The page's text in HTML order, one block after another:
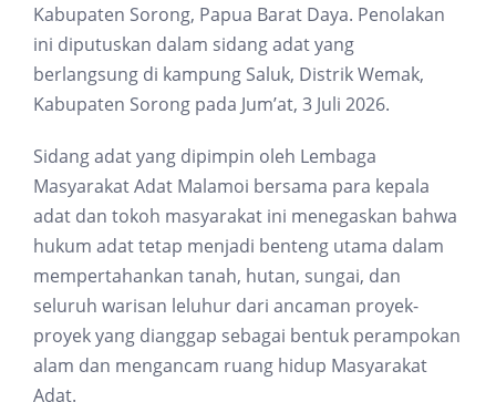
Kabupaten Sorong, Papua Barat Daya. Penolakan
ini diputuskan dalam sidang adat yang
berlangsung di kampung Saluk, Distrik Wemak,
Kabupaten Sorong pada Jum’at, 3 Juli 2026.
Sidang adat yang dipimpin oleh Lembaga
Masyarakat Adat Malamoi bersama para kepala
adat dan tokoh masyarakat ini menegaskan bahwa
hukum adat tetap menjadi benteng utama dalam
mempertahankan tanah, hutan, sungai, dan
seluruh warisan leluhur dari ancaman proyek-
proyek yang dianggap sebagai bentuk perampokan
alam dan mengancam ruang hidup Masyarakat
Adat.